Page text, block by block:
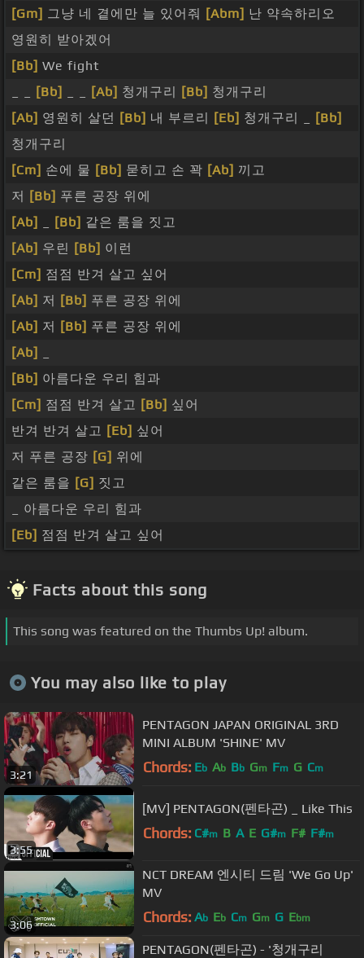
[Gm] 그냥 네 곁에만 늘 있어줘 [Abm] 난 약속하리오
영원히 받아겠어
[Bb] We fight
[Bb] [Ab] 청개구리 [Bb] 청개구리
[Ab] 영원히 살던 [Bb] 내 부르리 [Eb] 청개구리 _
[Bb]
청개구리
[Cm] 손에 물 [Bb] 묻히고 손 꽉 [Ab] 끼고
저
[Bb] 푸른 공장 위에
[Ab]
[Bb] 같은 룸을 짓고
[Ab] 우린 [Bb] 이런
[Cm] 점점 반겨 살고 싶어
[Ab] 저 [Bb] 푸른 공장 위에
[Ab] 저 [Bb] 푸른 공장 위에
[Ab]
[Bb] 아름다운 우리 힘과
[Cm] 점점 반겨 살고 [Bb] 싶어
반겨 반겨 살고 [Eb] 싶어
저 푸른 공장 [G] 위에
같은 룸을 [G] 짓고
_ 아름다운 우리 힘과
[Eb] 점점 반겨 살고 싶어
Facts about this song
This song was featured on the Thumbs Up! album.
You may also like to play
3:21
PENTAGON JAPAN ORIGINAL 3RD
MINI ALBUM 'SHINE' MV
Chords: Eb Ab Bb Gm Fm G Cm
3:55
[MV] PENTAGON(펜타곤) _ Like This
Chords: C#m B A E G#m F# F#m
3:06
NCT DREAM 엔시티 드림 'We Go Up'
MV
Chords: Ab Eb Cm Gm G Ebm
PENTAGON(펜타곤) - '청개구리